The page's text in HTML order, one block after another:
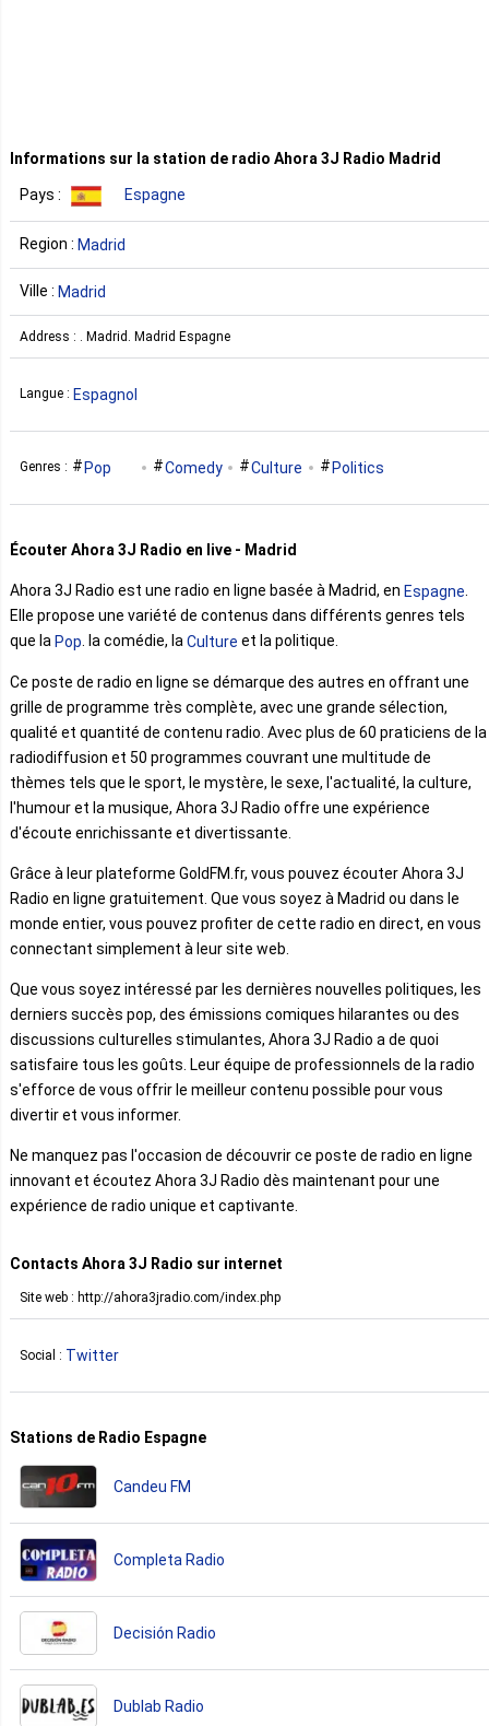
Informations sur la station de radio Ahora 3J Radio Madrid
Pays : Espagne
Region : Madrid
Ville : Madrid
Address : . Madrid. Madrid Espagne
Langue : Espagnol
Genres : Pop Comedy Culture Politics
Écouter Ahora 3J Radio en live - Madrid
Ahora 3J Radio est une radio en ligne basée à Madrid, en Espagne
Elle propose une variété de contenus dans différents genres tels
que la Pop. la comédie, laCulture et la politique.
Ce poste de radio en ligne se démarque des autres en offrant une
grille de programme très complète, avec une grande sélection,
qualité et quantité de contenu radio. Avec plus de 60 praticiens de la
radiodiffusion et 50 programmes couvrant une multitude de
thèmes tels que le sport, le mystère, le sexe, l'actualité, la culture,
l'humour et la musique, Ahora 3J Radio offre une expérience
d'écoute enrichissante et divertissante.
Grâce à leur plateforme GoldFM.fr, vous pouvez écouter Ahora 3J
Radio en ligne gratuitement. Que vous soyez à Madrid ou dans le
monde entier, vous pouvez profiter de cette radio en direct, en vous
connectant simplement à leur site web.
Que vous soyez intéressé par les dernières nouvelles politiques, les
derniers succès pop, des émissions comiques hilarantes ou des
discussions culturelles stimulantes, Ahora 3J Radio a de quoi
satisfaire tous les goûts. Leur équipe de professionnels de la radio
s'efforce de vous offrir le meilleur contenu possible pour vous
divertir et vous informer.
Ne manquez pas l'occasion de découvrir ce poste de radio en ligne
innovant et écoutez Ahora 3J Radio dès maintenant pour une
expérience de radio unique et captivante.
Contacts Ahora 3J Radio sur internet
Site web : http://ahora3jradio.com/index.php
Social : Twitter
Stations de Radio Espagne
Candeu FM
Completa Radio
Decisión Radio
Dublab Radio